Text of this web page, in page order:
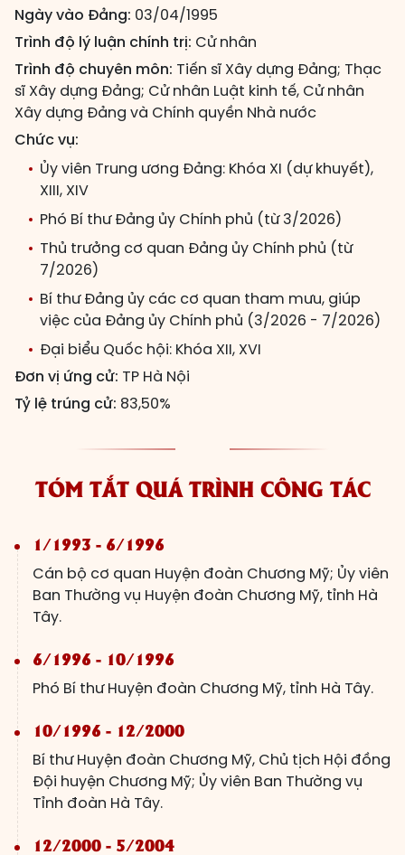
Ngày vào Đảng: 03/04/1995
Trình độ lý luận chính trị: Cử nhân
Trình độ chuyên môn: Tiến sĩ Xây dựng Đảng; Thạc
sĩ Xây dựng Đảng; Cử nhân Luật kinh tế, Cử nhân
Xây dựng Đảng và Chính quyền Nhà nước
Chức vụ:
Ủy viên Trung ương Đảng: Khóa XI (dự khuyết),
XIII, XIV
Phó Bí thư Đảng ủy Chính phủ (từ 3/2026)
Thủ trưởng cơ quan Đảng ủy Chính phủ (từ
7/2026)
Bí thư Đảng ủy các cơ quan tham mưu, giúp
việc của Đảng ủy Chính phủ (3/2026 - 7/2026)
Đại biểu Quốc hội: Khóa XII, XVI
Đơn vị ứng cử: TP Hà Nội
Tỷ lệ trúng cử: 83,50%
TÓM TẮT QUÁ TRÌNH CÔNG TÁC
1/1993 - 6/1996
Cán bộ cơ quan Huyện đoàn Chương Mỹ; Ủy viên
Ban Thường vụ Huyện đoàn Chương Mỹ, tỉnh Hà
Tây.
6/1996 - 10/1996
Phó Bí thư Huyện đoàn Chương Mỹ, tỉnh Hà Tây.
10/1996 - 12/2000
Bí thư Huyện đoàn Chương Mỹ, Chủ tịch Hội đồng
Đội huyện Chương Mỹ; Ủy viên Ban Thường vụ
Tỉnh đoàn Hà Tây.
12/2000 - 5/2004